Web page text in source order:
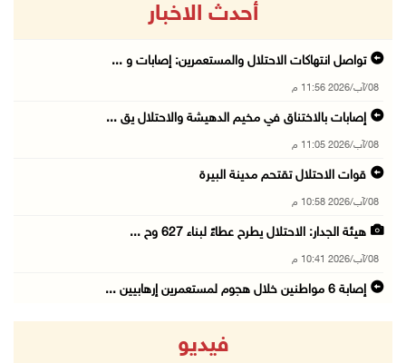
أحدث الاخبار
تواصل انتهاكات الاحتلال والمستعمرين: إصابات و ...
08/آب/2026 11:56 م
إصابات بالاختناق في مخيم الدهيشة والاحتلال يق ...
08/آب/2026 11:05 م
قوات الاحتلال تقتحم مدينة البيرة
08/آب/2026 10:58 م
هيئة الجدار: الاحتلال يطرح عطاءً لبناء 627 وح ...
08/آب/2026 10:41 م
إصابة 6 مواطنين خلال هجوم لمستعمرين إرهابيين ...
الاحتلال يحتجز مواطنين من طمون ومخيم الفارعة
فيديو